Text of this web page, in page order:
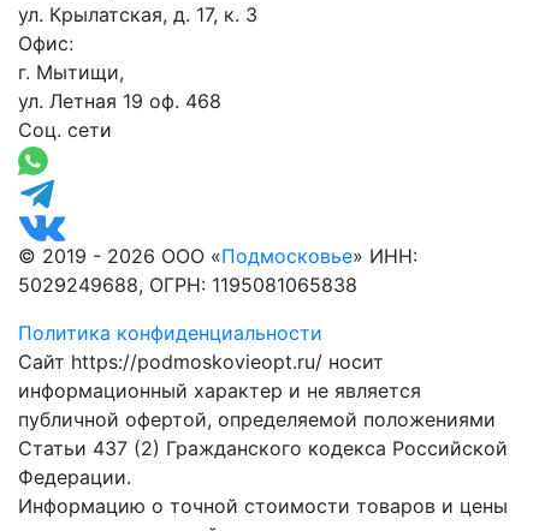
ул. Крылатская, д. 17, к. 3
Офис:
г. Мытищи,
ул. Летная 19 оф. 468
Соц. сети
© 2019 - 2026 ООО «Подмосковье» ИНН:
5029249688, ОГРН: 1195081065838
Политика конфиденциальности
Сайт https://podmoskovieopt.ru/ носит
информационный характер и не является
публичной офертой, определяемой положениями
Статьи 437 (2) Гражданского кодекса Российской
Федерации.
Информацию о точной стоимости товаров и цены